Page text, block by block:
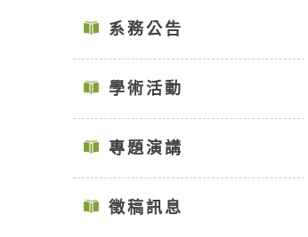
系務公告
學術活動
專題演講
徵稿訊息